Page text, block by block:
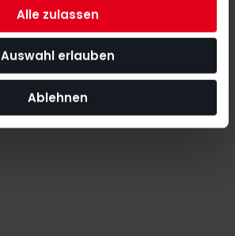
Alle zulassen
Auswahl erlauben
Ablehnen